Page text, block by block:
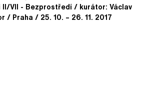
II/VII - Bezprostředí / kurátor: Václav
/ Praha / 25. 10. – 26. 11. 2017